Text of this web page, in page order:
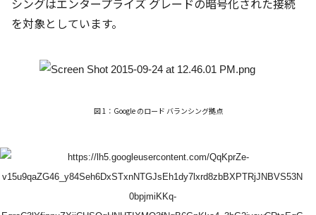
シングはエンタープライズ グレードの暗号化された接続
を対象としています。
図 1：Google のロード バランシング拠点